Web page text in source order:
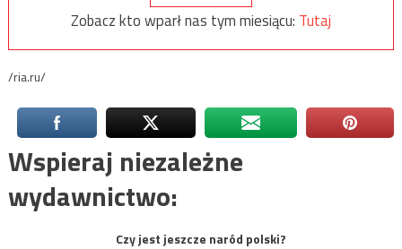
Zobacz kto wparł nas tym miesiącu: Tutaj
/ria.ru/
Wspieraj niezależne
wydawnictwo:
Czy jest jeszcze naród polski?